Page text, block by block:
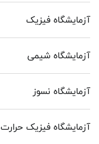
آزمایشگاه فیزیک
آزمایشگاه شیمی
آزمایشگاه نسوز
آزمایشگاه فیزیک حرارت